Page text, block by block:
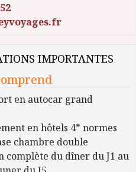
IMPORTANTES
en autocar grand
en hôtels 4* normes
chambre double
complète du dîner du J1 au